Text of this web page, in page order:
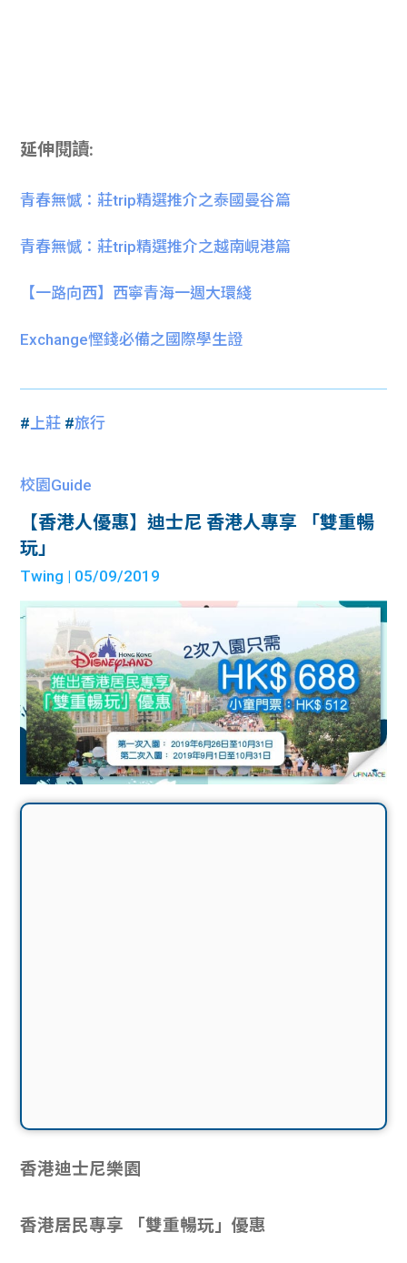
延伸閱讀:
青春無憾：莊trip精選推介之泰國曼谷篇
青春無憾：莊trip精選推介之越南峴港篇
【一路向西】西寧青海一週大環綫
Exchange慳錢必備之國際學生證
# 上莊 #旅行
校園Guide
【香港人優惠】迪士尼 香港人專享 「雙重暢
玩」
Twing | 05/09/2019
香港迪士尼樂園
香港居民專享 「雙重暢玩」優惠